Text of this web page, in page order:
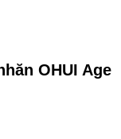
OHUI Age